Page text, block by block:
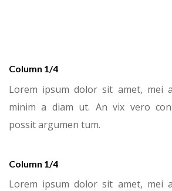
Column 1/4
Lorem ipsum dolor sit amet, mei
minim a diam ut. An vix vero
possit argumen tum.
Column 1/4
Lorem ipsum dolor sit amet, mei